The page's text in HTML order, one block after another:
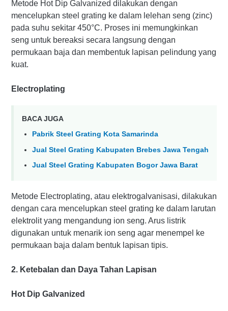
Metode Hot Dip Galvanized dilakukan dengan
mencelupkan steel grating ke dalam lelehan seng (zinc)
pada suhu sekitar 450°C. Proses ini memungkinkan
seng untuk bereaksi secara langsung dengan
permukaan baja dan membentuk lapisan pelindung yang
kuat.
Electroplating
BACA JUGA
Pabrik Steel Grating Kota Samarinda
Jual Steel Grating Kabupaten Brebes Jawa Tengah
Jual Steel Grating Kabupaten Bogor Jawa Barat
Metode Electroplating, atau elektrogalvanisasi, dilakukan
dengan cara mencelupkan steel grating ke dalam larutan
elektrolit yang mengandung ion seng. Arus listrik
digunakan untuk menarik ion seng agar menempel ke
permukaan baja dalam bentuk lapisan tipis.
2. Ketebalan dan Daya Tahan Lapisan
Hot Dip Galvanized